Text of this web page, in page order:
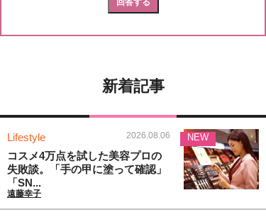
新着記事
Lifestyle 2026.08.06
コスメ4万点を試した美容プロの
失敗談。「手の甲に塗って確認」
「SN...
遠藤幸子
NEW